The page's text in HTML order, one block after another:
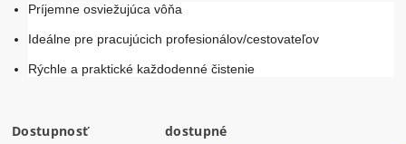
Príjemne osviežujúca vôňa
Ideálne pre pracujúcich profesionálov/cestovateľov
Rýchle a praktické každodenné čistenie
Dostupnosť dostupné